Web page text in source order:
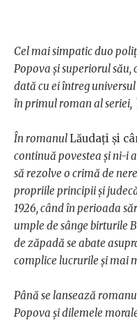
Cel mai simpatic duo
Popova și superiorul său,
dată cu ei întreg
în primul roman al seriei,
În romanulLăudați și
continuă povestea și ni-i
să rezolve o crimă de
propriile principii și
1926, când în perioada
umple de sânge birturile
de zăpadă se abate
complice lucrurile și mai
Până se lansează
Popova și dilemele